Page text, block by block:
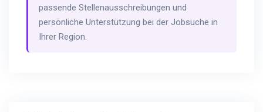
passende Stellenausschreibungen und
persönliche Unterstützung bei der Jobsuche in
Ihrer Region.